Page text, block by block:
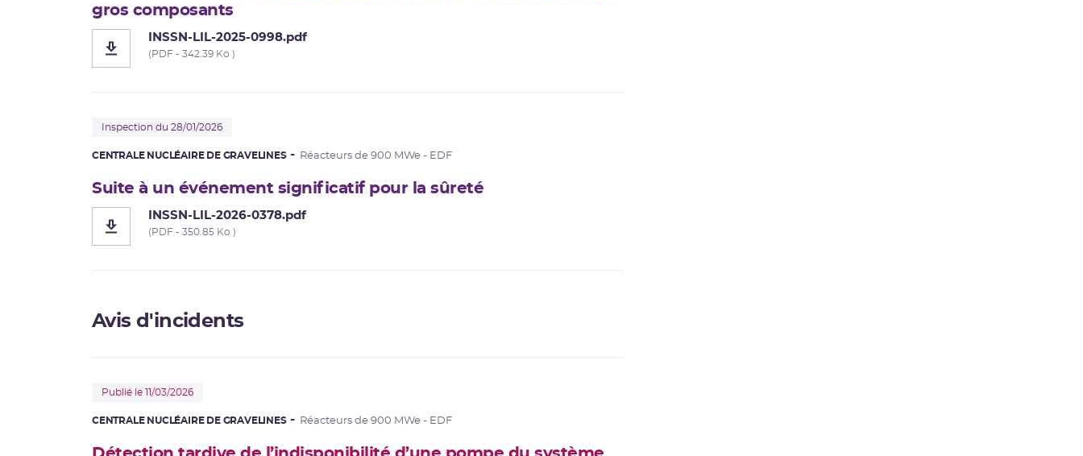
gros composants
INSSN-LIL-2025-0998.pdf
(PDF - 342.39 Ko )
Inspection du 28/01/2026
CENTRALE NUCLÉAIRE DE GRAVELINES Réacteurs de 900 MWe - EDF
Suite à un événement significatif pour la sûreté
INSSN-LIL-2026-0378.pdf
(PDF - 350.85 Ko )
Avis d'incidents
Publié le 11/03/2026
CENTRALE NUCLÉAIRE DE GRAVELINES Réacteurs de 900 MWe - EDF